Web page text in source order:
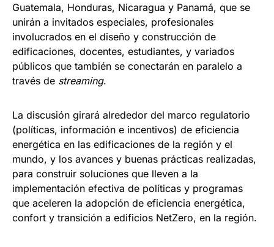
Guatemala, Honduras, Nicaragua y Panamá, que se
unirán a invitados especiales, profesionales
involucrados en el diseño y construcción de
edificaciones, docentes, estudiantes, y variados
públicos que también se conectarán en paralelo a
través de streaming.
La discusión girará alrededor del marco regulatorio
(políticas, información e incentivos) de eficiencia
energética en las edificaciones de la región y el
mundo, y los avances y buenas prácticas realizadas,
para construir soluciones que lleven a la
implementación efectiva de políticas y programas
que aceleren la adopción de eficiencia energética,
confort y transición a edificios NetZero, en la región.